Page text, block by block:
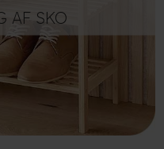
AF SKO